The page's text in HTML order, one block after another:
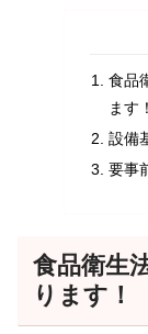
食品
ます！
設備
要事
食品衛生
ります！